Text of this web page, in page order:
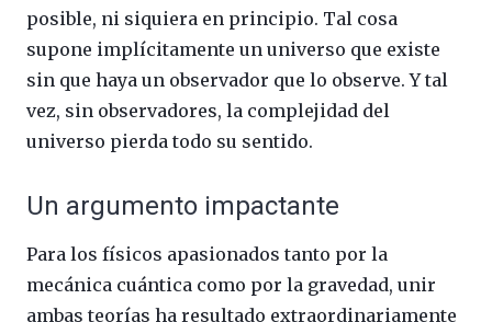
posible, ni siquiera en principio. Tal cosa
supone implícitamente un universo que existe
sin que haya un observador que lo observe. Y tal
vez, sin observadores, la complejidad del
universo pierda todo su sentido.
Un argumento impactante
Para los físicos apasionados tanto por la
mecánica cuántica como por la gravedad, unir
ambas teorías ha resultado extraordinariamente